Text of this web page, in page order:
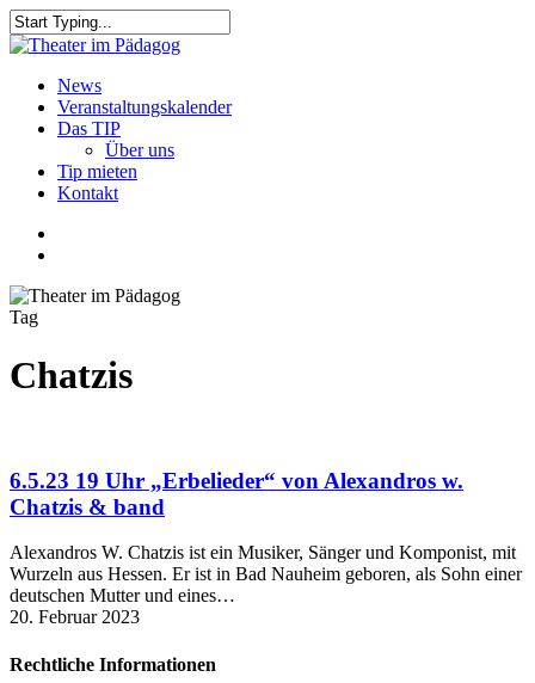
Skip
to
content
Close
search
Menu
News
Veranstaltungskalender
Das TIP
Über uns
Tip mieten
Kontakt
Tag
Chatzis
6.5.23 19 Uhr „Erbelieder“ von Alexandros w.
Chatzis & band
Alexandros W. Chatzis ist ein Musiker, Sänger und Komponist, mit
Wurzeln aus Hessen. Er ist in Bad Nauheim geboren, als Sohn einer
deutschen Mutter und eines…
20. Februar 2023
Rechtliche Informationen